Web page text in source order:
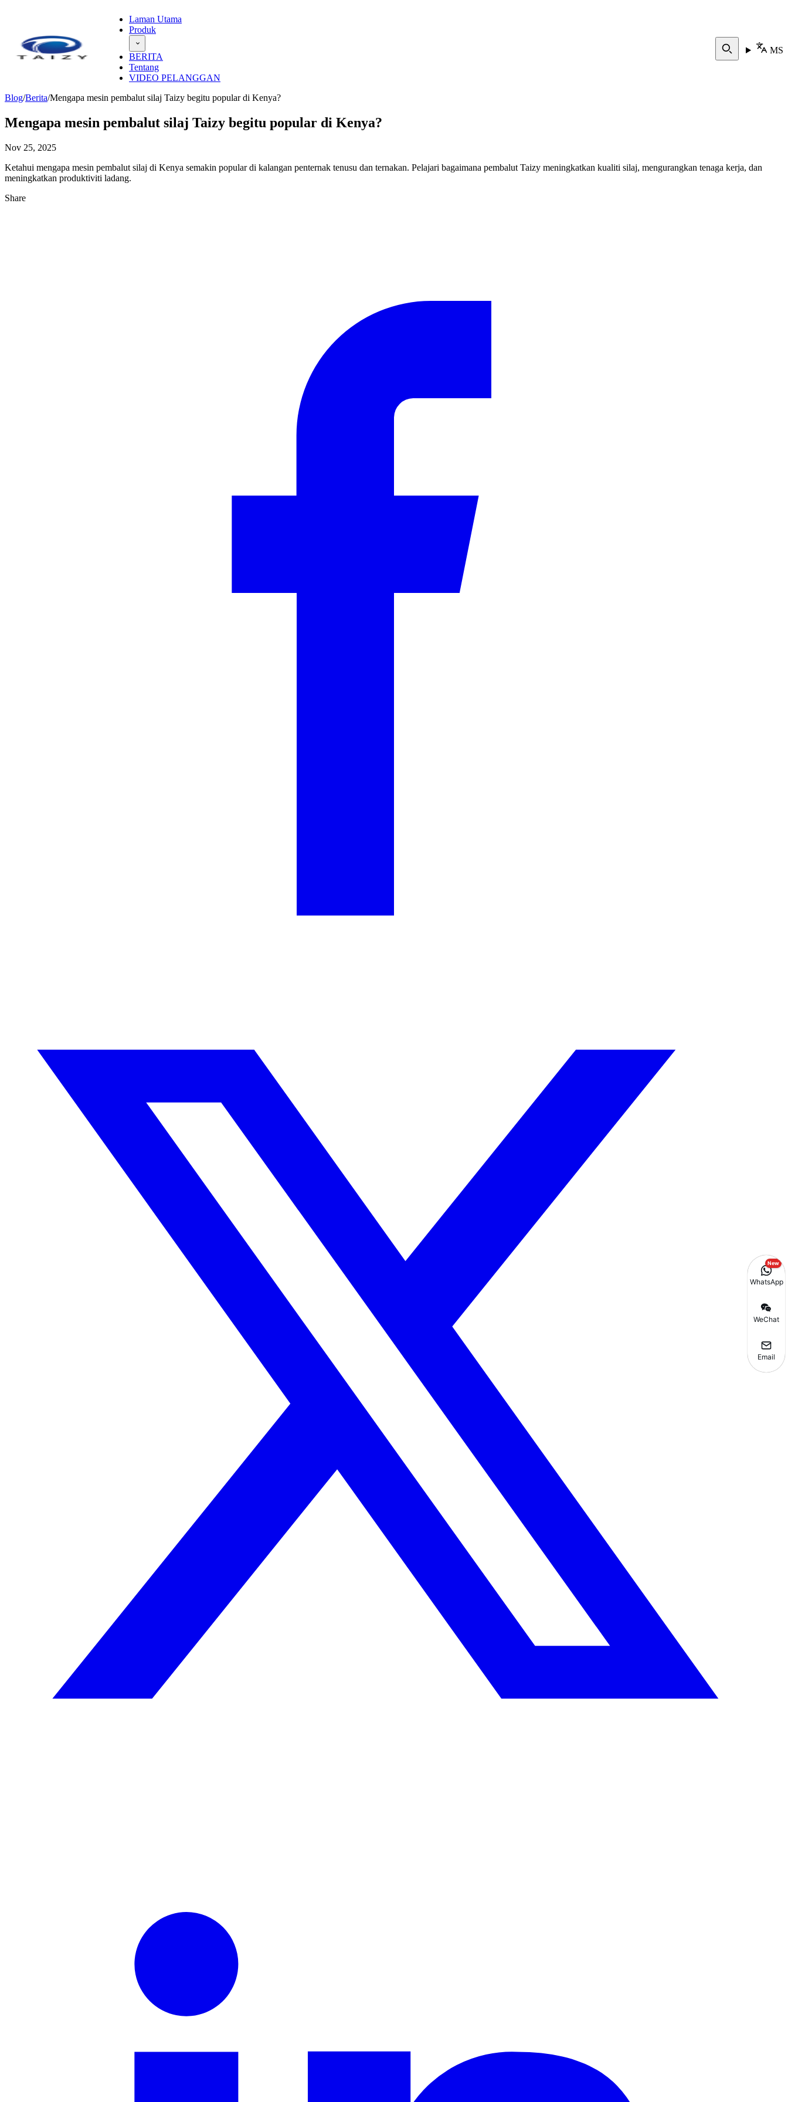
Laman Utama
Produk
BERITA
Tentang
VIDEO PELANGGAN
MS
Blog/Berita/Mengapa mesin pembalut silaj Taizy begitu popular di Kenya?
Mengapa mesin pembalut silaj Taizy begitu popular di Kenya?
Nov 25, 2025
Ketahui mengapa mesin pembalut silaj di Kenya semakin popular di kalangan penternak tenusu dan ternakan. Pelajari bagaimana pembalut Taizy meningkatkan kualiti silaj, mengurangkan tenaga kerja, dan
meningkatkan produktiviti ladang.
Share
WhatsApp
New
WeChat
Email